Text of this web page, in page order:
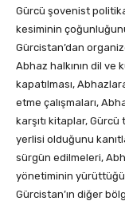
Gürcü şovenist
kesiminin
Gürcistan’dan
Abhaz halkının dil ve
kapatılması,
etme çalışmaları,
karşıtı kitaplar,
yerlisi olduğunu
sürgün edilmeleri,
yönetiminin yürüttüğü
Gürcistan’ın diğer